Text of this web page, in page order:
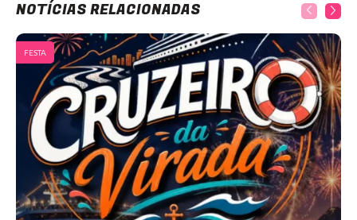
NOTÍCIAS RELACIONADAS
FESTA